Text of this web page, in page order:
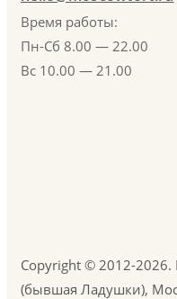
Время работы:
Пн-Сб 8.00 — 22.00
Вс 10.00 — 21.00
Copyright © 2012-
(бывшая Ладушки),